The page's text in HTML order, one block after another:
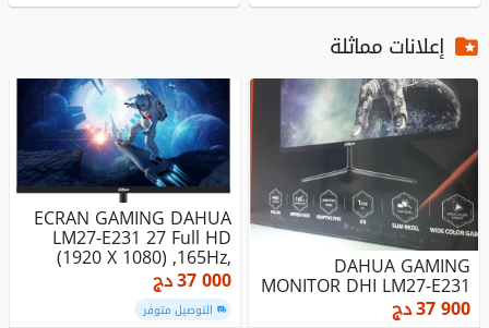
إعلانات مماثلة
DAHUA GAMING
MONITOR DHI LM27-E231
37 900دج
ECRAN GAMING DAHUA
LM27-E231 27 Full HD
(1920 X 1080) ,165Hz,
1ms
37 000دج
التوصيل متوفر